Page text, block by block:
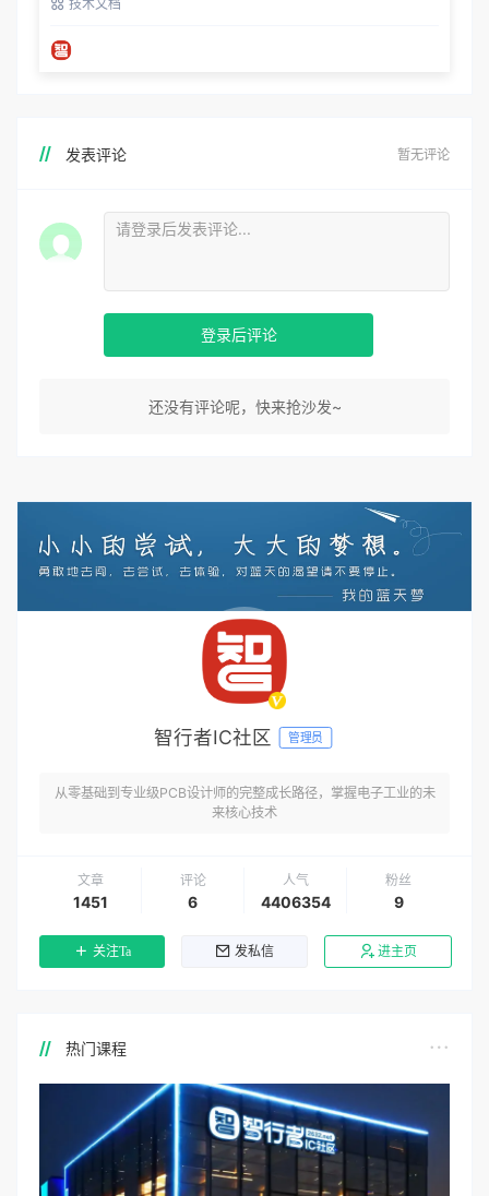
技术文档
发表评论 暂无评论
登录后评论
还没有评论呢，快来抢沙发~
智行者IC社区 管理员
从零基础到专业级PCB设计师的完整成长路径，掌握电子工业的未
来核心技术
文章
1451
评论
6
人气
4406354
粉丝
9
关注Ta 发私信 进主页
热门课程